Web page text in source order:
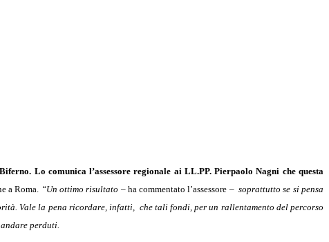
Lo comunica l’assessore regionale ai LL.PP. Pierpaolo Nagni che questa
a Roma. “Un ottimo risultato – ha commentato l’assessore –soprattutto se si pensa
Vale la pena ricordare, infatti, che tali fondi, per un rallentamento del percorso
perduti.